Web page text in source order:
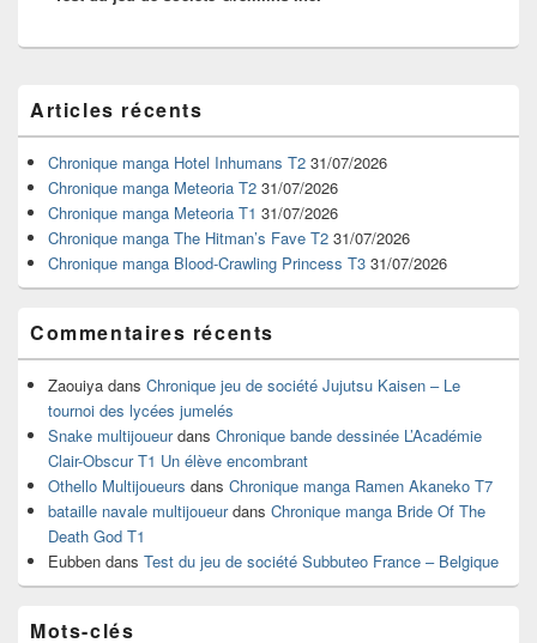
principale
de
widget
pour
barre
latérale
Articles récents
Chronique manga Hotel Inhumans T2 31/07/2026
Chronique manga Meteoria T2 31/07/2026
Chronique manga Meteoria T1 31/07/2026
Chronique manga The Hitman’s Fave T2 31/07/2026
Chronique manga Blood-Crawling Princess T3 31/07/2026
Commentaires récents
Zaouiya dans Chronique jeu de société Jujutsu Kaisen – Le
tournoi des lycées jumelés
Snake multijoueurdans Chronique bande dessinée L’Académie
Clair-Obscur T1 Un élève encombrant
Othello Multijoueurs dans Chronique manga Ramen Akaneko T7
bataille navale multijoueurdans Chronique manga Bride Of The
Death God T1
Eubben dans Test du jeu de société Subbuteo France – Belgique
Mots-clés